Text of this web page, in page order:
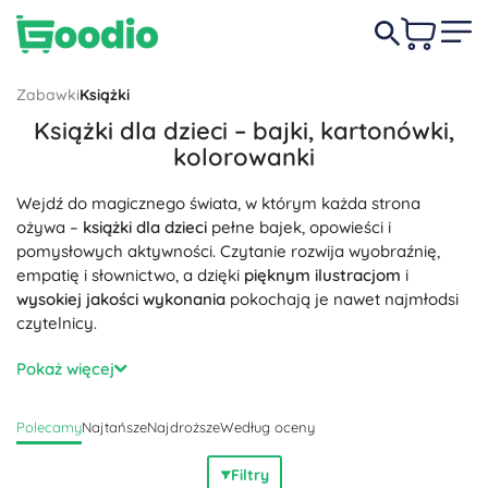
ZabawkiKsiążki
Książki dla dzieci – bajki, kartonówki,
kolorowanki
Wejdź do magicznego świata, w którym każda strona
ożywa – książki dla dzieci pełne bajek, opowieści i
pomysłowych aktywności. Czytanie rozwija wyobraźnię,
empatię i słownictwo, a dzięki pięknym ilustracjom i
wysokiej jakości wykonania pokochają je nawet najmłodsi
czytelnicy.
W ofercie znajdziesz bajki na dobranoc,
najmłodszych
dziecięce encyklopedie, książki interaktywne z naklejkami i
okienkami, a także ulubionekolorowanki
Tematy od zwierząt i przyrody, przez kosmos, aż po
Pokaż więcej
PolecamyNajtańszeNajdroższeWedług oceny
Filtry